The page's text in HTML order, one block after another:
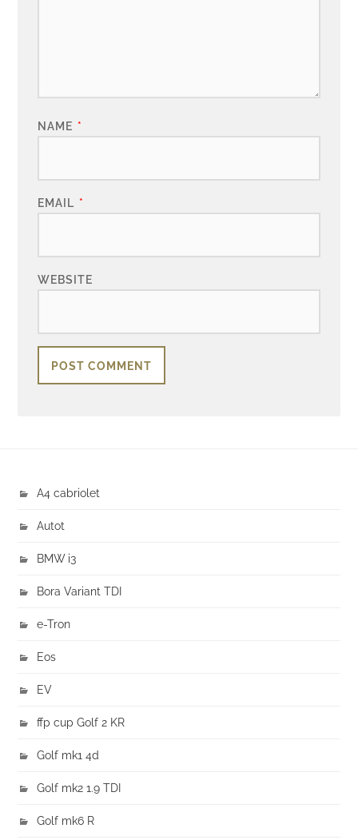
NAME *
EMAIL *
WEBSITE
A4 cabriolet
Autot
BMW i3
Bora Variant TDI
e-Tron
Eos
EV
ffp cup Golf 2 KR
Golf mk1 4d
Golf mk2 1.9 TDI
Golf mk6 R